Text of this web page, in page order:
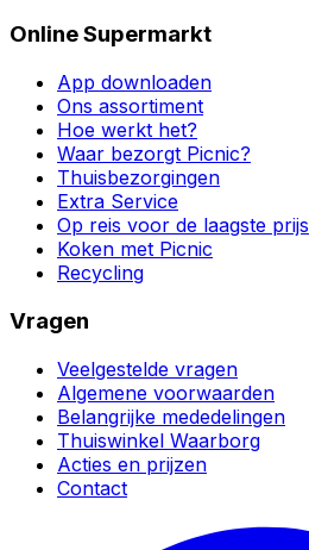
Online Supermarkt
App downloaden
Ons assortiment
Hoe werkt het?
Waar bezorgt Picnic?
Thuisbezorgingen
Extra Service
Op reis voor de laagste prijs
Koken met Picnic
Recycling
Vragen
Veelgestelde vragen
Algemene voorwaarden
Belangrijke mededelingen
Thuiswinkel Waarborg
Acties en prijzen
Contact